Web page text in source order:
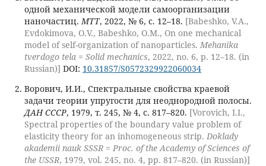
одной механической модели самоорганизации
наночастиц. МТТ, 2022, № 6, с. 12–18. [Babeshko, V.A.,
Evdokimova, O.V., Babeshko, O.M., On one mechanical
model of self-organization of nanoparticles. Mehanika
tverdogo tela = Solid mechanics, 2022, no. 6, p. 12–18. (in
Russian)] DOI: 10.31857/S0572329922060034
Ворович, И.И., Спектральные свойства краевой
задачи теории упругости для неоднородной полосы.
ДАН СССР, 1979, т. 245, № 4, с. 817–820. [Vorovich, I.I.,
Spectral properties of the boundary value problem of
elasticity theory for an inhomogeneous strip. Doklady
akademii nauk SSSR = Proc. of the Academy of Sciences of
the USSR, 1979, vol. 245, no. 4, pp. 817–820. (in Russian)]